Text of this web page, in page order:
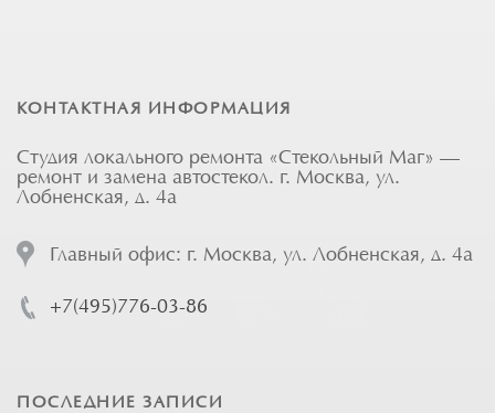
КОНТАКТНАЯ ИНФОРМАЦИЯ
Студия локального ремонта «Стекольный Маг» —
ремонт и замена автостекол. г. Москва, ул.
Лобненская, д. 4а
Главный офис: г. Москва, ул. Лобненская, д. 4а
+7(495)776-03-86
ПОСЛЕДНИЕ ЗАПИСИ